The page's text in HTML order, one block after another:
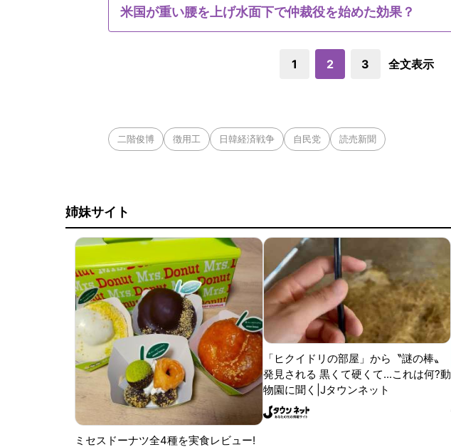
米国が重い腰を上げ水面下で仲裁役を始めた効果？
1 2 3 全文表示
二階俊博 徴用工 日韓経済戦争 自民党 読売新聞
姉妹サイト
ミセスドーナツ全4種を実食レビュー!
「ヒクイドリの部屋」から〝謎の棒〟
発見される 黒くて硬くて...これは何?動
物園に聞く|Jタウンネット